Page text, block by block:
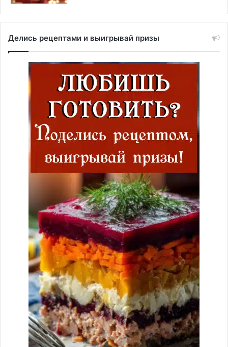
Делись рецептами и выигрывай призы